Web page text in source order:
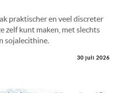
praktischer en veel discreter
zelf kunt maken, met slechts
sojalecithine.
30 juli 2026